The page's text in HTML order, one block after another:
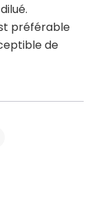
préférable
de